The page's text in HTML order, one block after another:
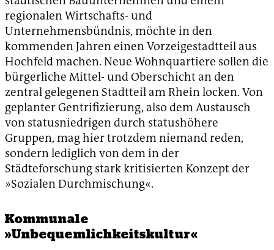
regionalen Wirtschafts- und
Unternehmensbündnis, möchte in den
kommenden Jahren einen Vorzeigestadtteil aus
Hochfeld machen. Neue Wohnquartiere sollen die
bürgerliche Mittel- und Oberschicht an den
zentral gelegenen Stadtteil am Rhein locken. Von
geplanter Gentrifizierung, also dem Austausch
von statusniedrigen durch statushöhere
Gruppen, mag hier trotzdem niemand reden,
sondern lediglich von dem in der
Städteforschung stark kritisierten Konzept der
»Sozialen Durchmischung«.
Kommunale
»Unbequemlichkeitskultur«